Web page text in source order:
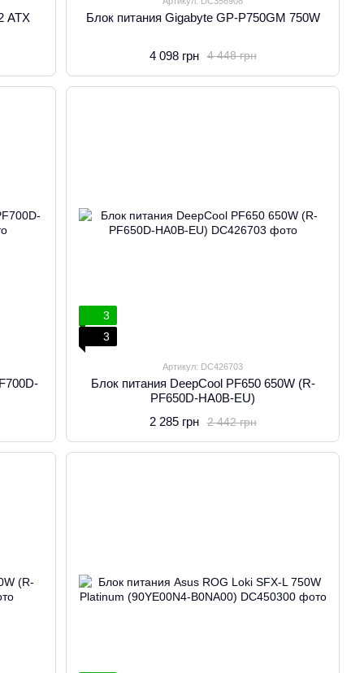
ATX Блок питания Gigabyte GP-P750GM 750W
4 448 грн
4 098 грн
3
3
Артикул: DC426703
Блок питания DeepCool PF650 650W (R-
PF650D-HA0B-EU)
2 442 грн
2 285 грн